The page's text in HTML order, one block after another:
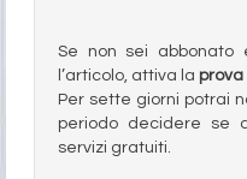
Se non sei abbonato
l’articolo, attiva la
Per sette giorni potrai
periodo decidere se
servizi gratuiti.